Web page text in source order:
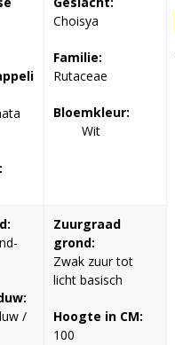
Choisya
Familie:
Rutaceae
Bloemkleur:
Wit
/
Zuurgraad
grond:
Zwak zuur tot
licht basisch
Hoogte in CM:
100